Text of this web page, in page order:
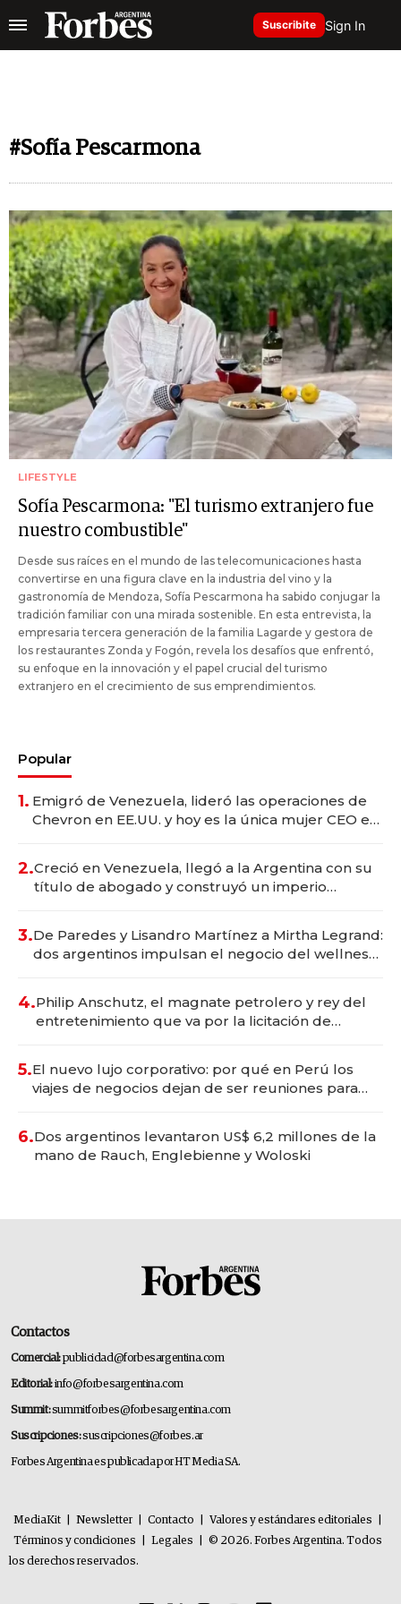
Suscribite Sign In
#Sofía Pescarmona
LIFESTYLE
Sofía Pescarmona: "El turismo extranjero fue
nuestro combustible"
Desde sus raíces en el mundo de las telecomunicaciones hasta
convertirse en una figura clave en la industria del vino y la
gastronomía de Mendoza, Sofía Pescarmona ha sabido conjugar la
tradición familiar con una mirada sostenible. En esta entrevista, la
empresaria tercera generación de la familia Lagarde y gestora de
los restaurantes Zonda y Fogón, revela los desafíos que enfrentó,
su enfoque en la innovación y el papel crucial del turismo
extranjero en el crecimiento de sus emprendimientos.
Popular
1. Emigró de Venezuela, lideró las operaciones de
Chevron en EE.UU. y hoy es la única mujer CEO en
2.Creció en Venezuela, llegó a la Argentina con su
título de abogado y construyó un imperio
3.De Paredes y Lisandro Martínez a Mirtha Legrand:
dos argentinos impulsan el negocio del wellness
4.Philip Anschutz, el magnate petrolero y rey del
entretenimiento que va por la licitación de
5.El nuevo lujo corporativo: por qué en Perú los
viajes de negocios dejan de ser reuniones para
6.Dos argentinos levantaron US$ 6,2 millones de la
mano de Rauch, Englebienne y Woloski
Contactos
Comercial:publicidad@forbesargentina.com
Editorial:info@forbesargentina.com
Summit:summitforbes@forbesargentina.com
Suscripciones:suscripciones@forbes.ar
Forbes Argentina es publicada por HT Media SA.
MediaKit Newsletter Contacto Valores y estándares editoriales
Términos y condiciones
Legales
© 2026. Forbes Argentina. Todos
los derechos reservados.